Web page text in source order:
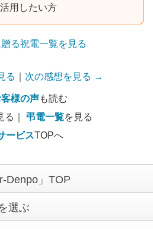
用したい方
る祝電一覧を見る
る 次の感想を見る →
客様の声も読む
る｜ 弔電一覧を見る
ービスTOPへ
Denpo」TOP
選ぶ